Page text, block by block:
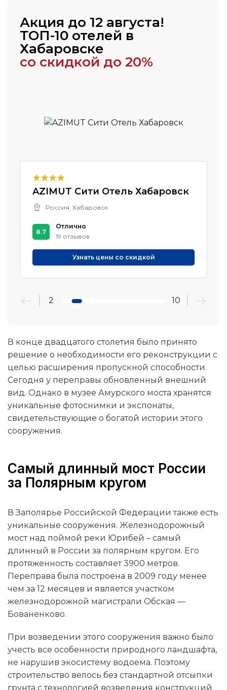
Акция до 12 августа!
ТОП-10 отелей в
Хабаровске
со скидкой до 20%
AZIMUT Сити Отель Хабаровск
Россия, Хабаровск
8.7
Отлично
19 отзывов
Узнать цены со скидкой
2 10
В конце двадцатого столетия было принято
решение о необходимости его реконструкции с
целью расширения пропускной способности.
Сегодня у переправы обновленный внешний
вид. Однако в музее Амурского моста хранятся
уникальные фотоснимки и экспонаты,
свидетельствующие о богатой истории этого
сооружения.
Самый длинный мост России
за Полярным кругом
В Заполярье Российской Федерации также есть
уникальные сооружения. Железнодорожный
мост над поймой реки Юрибей – самый
длинный в России за полярным кругом. Его
протяженность составляет 3900 метров.
Переправа была построена в 2009 году менее
чем за 12 месяцев и является участком
железнодорожной магистрали Обская —
Бованенково.
При возведении этого сооружения важно было
учесть все особенности природного ландшафта,
не нарушив экосистему водоема. Поэтому
строительство велось без стандартной отсыпки
грунта с технологией возведения конструкций